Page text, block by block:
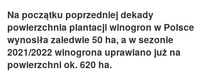
Na początku poprzedniej dekady
powierzchnia plantacji winogron w Polsce
wynosiła zaledwie 50 ha, a w sezonie
2021/2022 winogrona uprawiano już na
powierzchni ok. 620 ha.